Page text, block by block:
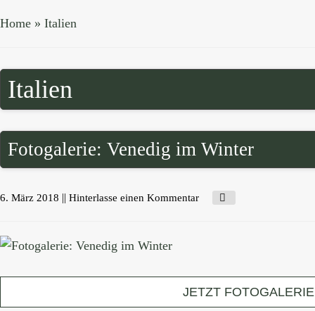
Home » Italien
Italien
Fotogalerie: Venedig im Winter
6. März 2018 || Hinterlasse einen Kommentar
JETZT